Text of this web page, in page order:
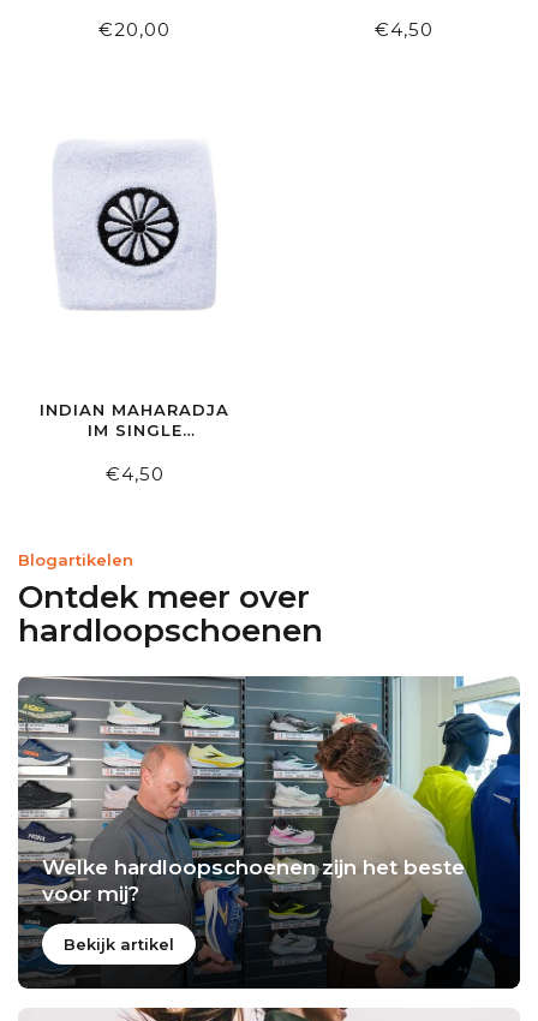
€20,00 €4,50
INDIAN MAHARADJA
IM SINGLE
€4,50
Blogartikelen
Ontdek meer over
hardloopschoenen
Welke hardloopschoenen zijn het beste
voor mij?
Bekijk artikel